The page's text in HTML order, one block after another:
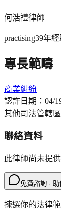
何浩禮律師
practising39年經
專長範疇
商業糾紛
認許日期： 04/
其他司法管轄區
聯絡資料
此律師尚未提
免費諮詢 ·
揀選你的法律